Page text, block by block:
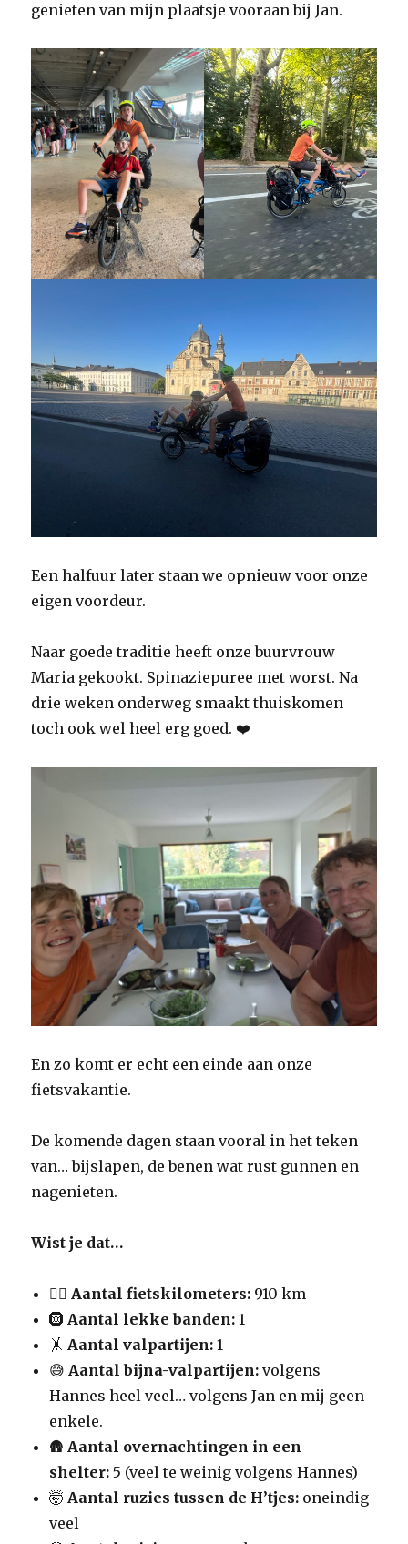
genieten van mijn plaatsje vooraan bij Jan.
Een halfuur later staan we opnieuw voor onze
eigen voordeur.
Naar goede traditie heeft onze buurvrouw
Maria gekookt. Spinaziepuree met worst. Na
drie weken onderweg smaakt thuiskomen
toch ook wel heel erg goed. ❤️
En zo komt er echt een einde aan onze
fietsvakantie.
De komende dagen staan vooral in het teken
van… bijslapen, de benen wat rust gunnen en
nagenieten.
Wist je dat…
🚴‍♀️ Aantal fietskilometers: 910 km
🛞 Aantal lekke banden: 1
🤸 Aantal valpartijen: 1
😅 Aantal bijna-valpartijen: volgens
Hannes heel veel… volgens Jan en mij geen
enkele.
🛖 Aantal overnachtingen in een
shelter: 5 (veel te weinig volgens Hannes)
🤯 Aantal ruzies tussen de H’tjes: oneindig
veel